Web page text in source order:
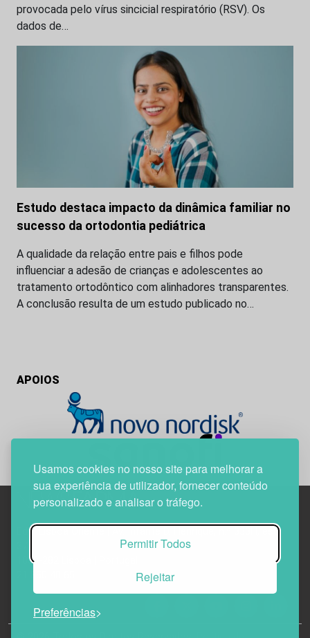
Usamos cookies no nosso site para melhorar a
sua experiência de utilizador, fornecer conteúdo
personalizado e analisar o tráfego.
Permitir Todos
Rejeitar
Preferências
provocada pelo vírus sincicial respiratório (RSV). Os
dados de…
Estudo destaca impacto da dinâmica familiar no
sucesso da ortodontia pediátrica
A qualidade da relação entre pais e filhos pode
influenciar a adesão de crianças e adolescentes ao
tratamento ortodôntico com alinhadores transparentes.
A conclusão resulta de um estudo publicado no…
APOIOS
Edif. Lisboa Oriente | Av. Infante D. Henrique, n.º 333H, esc.
1800-282 Lisboa | Portugal